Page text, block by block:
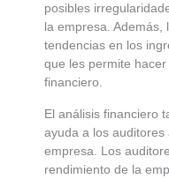
posibles
la empresa. Además,
tendencias en los
que les permite
financiero.
El análisis financiero
ayuda a los
empresa. Los
rendimiento de la